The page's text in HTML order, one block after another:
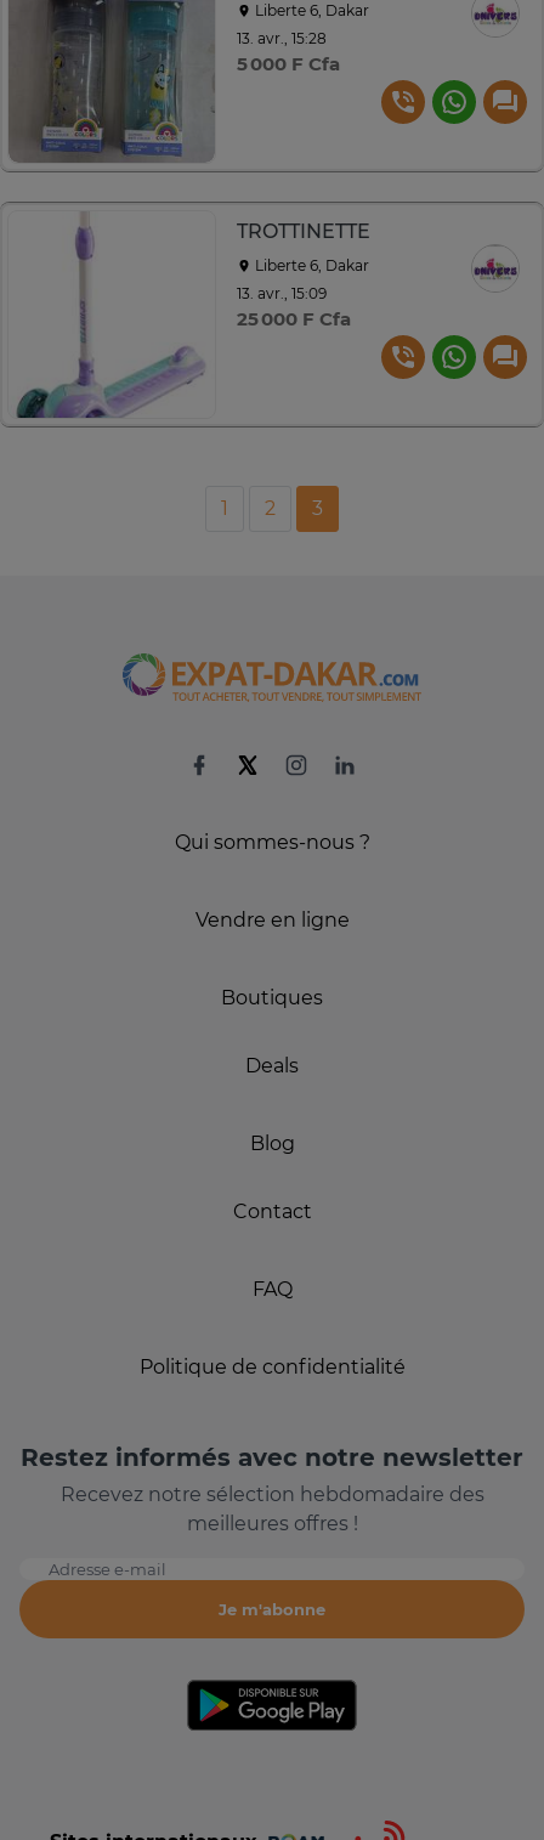
Liberte 6, Dakar
13. avr., 15:28
5 000 F Cfa
TROTTINETTE
Liberte 6, Dakar
13. avr., 15:09
25 000 F Cfa
1 2 3
Qui sommes-nous ?
Vendre en ligne
Boutiques
Deals
Blog
Contact
FAQ
Politique de confidentialité
Restez informés avec notre newsletter
Recevez notre sélection hebdomadaire des
meilleures offres !
Adresse e-mail
Je m'abonne